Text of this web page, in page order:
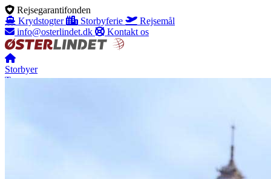
Rejsegarantifonden
Krydstogter
Storbyferie
Rejsemål
info@osterlindet.dk
Kontakt os
Storbyer
Tema